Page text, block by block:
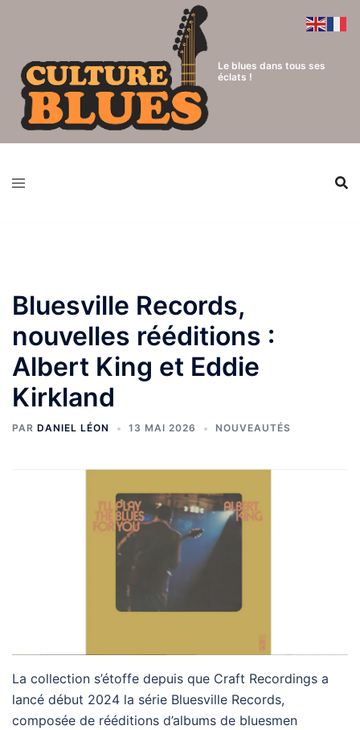
Le blues dans tous ses
éclats !
Bluesville Records,
nouvelles rééditions :
Albert King et Eddie
Kirkland
PAR DANIEL LÉON 13 MAI 2026 NOUVEAUTÉS
La collection s’étoffe depuis que Craft Recordings a
lancé début 2024 la série Bluesville Records,
composée de rééditions d’albums de bluesmen